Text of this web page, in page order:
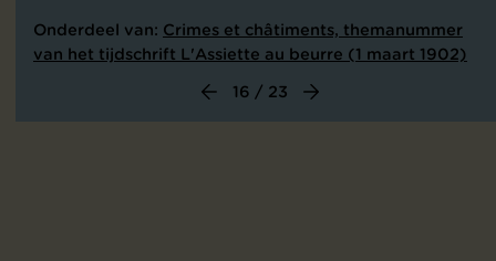
Onderdeel van: Crimes et châtiments, themanummer
van het tijdschrift L'Assiette au beurre (1 maart 1902)
16 / 23